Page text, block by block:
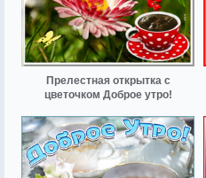
Прелестная открытка с
цветочком Доброе утро!